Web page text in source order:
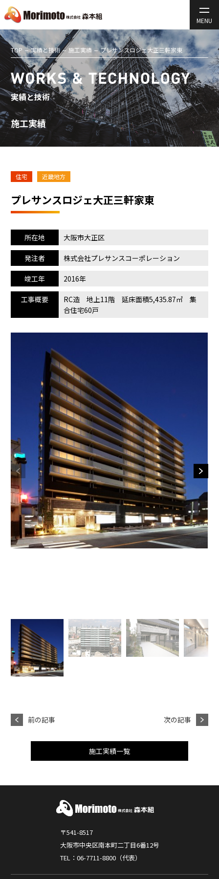
TOP 実績と技術 施工実績 プレサンスロジェ大正三軒家東
実績と技術
施工実績
住宅 近畿地方
プレサンスロジェ大正三軒家東
所在地 大阪市大正区
発注者 株式会社プレサンスコーポレーション
竣工年 2016年
工事概要
RC造 地上11階 延床面積5,435.87㎡ 集
合住宅60戸
前の記事 次の記事
施工実績一覧
〒541-8517
大阪市中央区南本町二丁目6番12号
TEL：06-7711-8800（代表）